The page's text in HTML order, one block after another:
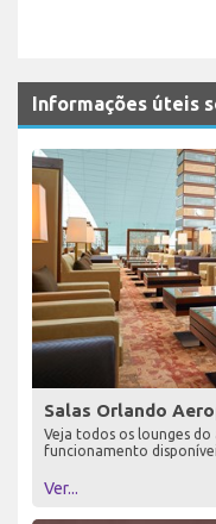
Informações úteis
Salas Orlando
Veja todos os lounges
funcionamento
Ver...